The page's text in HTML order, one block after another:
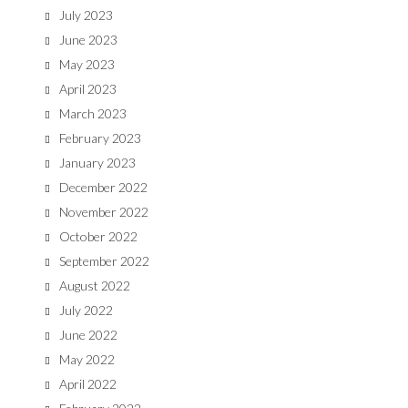
July 2023
June 2023
May 2023
April 2023
March 2023
February 2023
January 2023
December 2022
November 2022
October 2022
September 2022
August 2022
July 2022
June 2022
May 2022
April 2022